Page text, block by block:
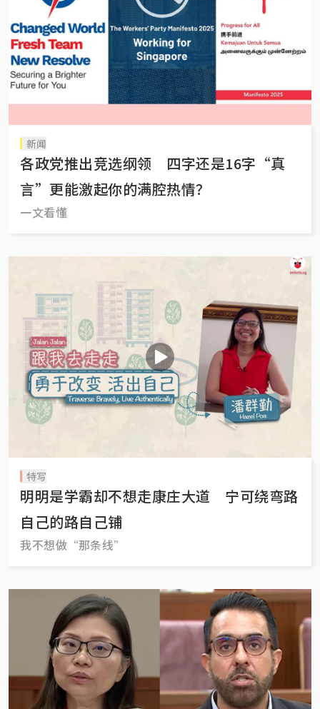
新闻
各政党推出竞选纲领 四字还是16字“真
言”更能激起你的满腔热情？
一文看懂
特写
明明是学霸却不想走康庄大道 宁可绕弯路
自己的路自己铺
我不想做“那条线”